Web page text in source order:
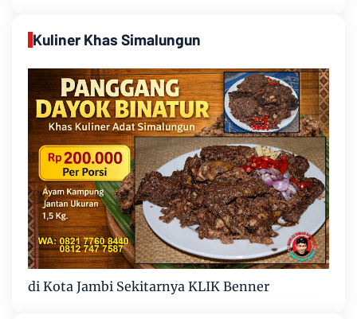
Kuliner Khas Simalungun
di Kota Jambi Sekitarnya KLIK Benner